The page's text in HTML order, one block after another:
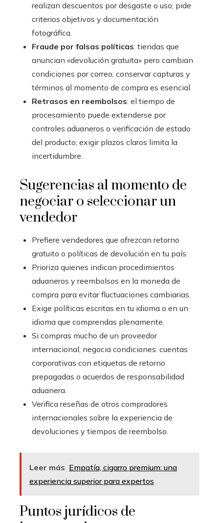
realizan descuentos por desgaste o uso; pide
criterios objetivos y documentación
fotográfica.
Fraude por falsas políticas: tiendas que
anuncian «devolución gratuita» pero cambian
condiciones por correo; conservar capturas y
términos al momento de compra es esencial.
Retrasos en reembolsos: el tiempo de
procesamiento puede extenderse por
controles aduaneros o verificación de estado
del producto; exigir plazos claros limita la
incertidumbre.
Sugerencias al momento de
negociar o seleccionar un
vendedor
Prefiere vendedores que ofrezcan retorno
gratuito o políticas de devolución en tu país.
Prioriza quienes indican procedimientos
aduaneros y reembolsos en la moneda de
compra para evitar fluctuaciones cambiarias.
Exige políticas escritas en tu idioma o en un
idioma que comprendas plenamente.
Si compras mucho de un proveedor
internacional, negocia condiciones: cuentas
corporativas con etiquetas de retorno
prepagadas o acuerdos de responsabilidad
aduanera.
Verifica reseñas de otros compradores
internacionales sobre la experiencia de
devoluciones y tiempos de reembolso.
Leer más Empatía, cigarro premium: una
experiencia superior para expertos
Puntos jurídicos de